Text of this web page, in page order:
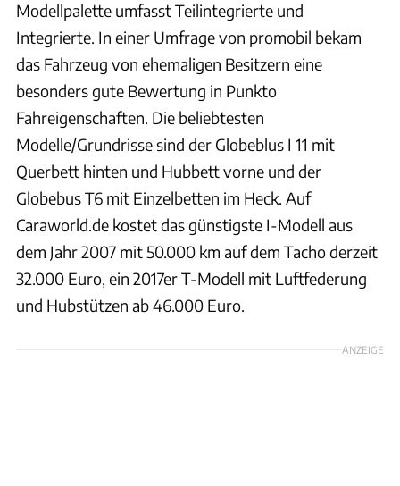
Modellpalette umfasst Teilintegrierte und
Integrierte. In einer Umfrage von promobil bekam
das Fahrzeug von ehemaligen Besitzern eine
besonders gute Bewertung in Punkto
Fahreigenschaften. Die beliebtesten
Modelle/Grundrisse sind der Globeblus I 11 mit
Querbett hinten und Hubbett vorne und der
Globebus T6 mit Einzelbetten im Heck. Auf
Caraworld.de kostet das günstigste I-Modell aus
dem Jahr 2007 mit 50.000 km auf dem Tacho derzeit
32.000 Euro, ein 2017er T-Modell mit Luftfederung
und Hubstützen ab 46.000 Euro.
ANZEIGE